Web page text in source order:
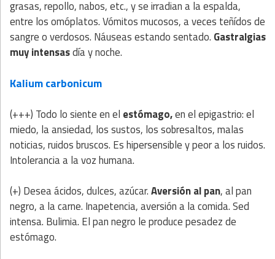
grasas, repollo, nabos, etc., y se irradian a la espalda,
entre los omóplatos. Vómitos mucosos, a veces teñídos de
sangre o verdosos. Náuseas estando sentado. Gastralgias
muy intensasdía y noche.
Kalium carbonicum
(+++) Todo lo siente en el estómago,en el epigastrio: el
miedo, la ansiedad, los sustos, los sobresaltos, malas
noticias, ruidos bruscos. Es hipersensible y peor a los ruidos.
Intolerancia a la voz humana.
(+) Desea ácidos, dulces, azúcar.Aversión al pan, al pan
negro, a la carne. Inapetencia, aversión a la comida. Sed
intensa. Bulimia. El pan negro le produce pesadez de
estómago.